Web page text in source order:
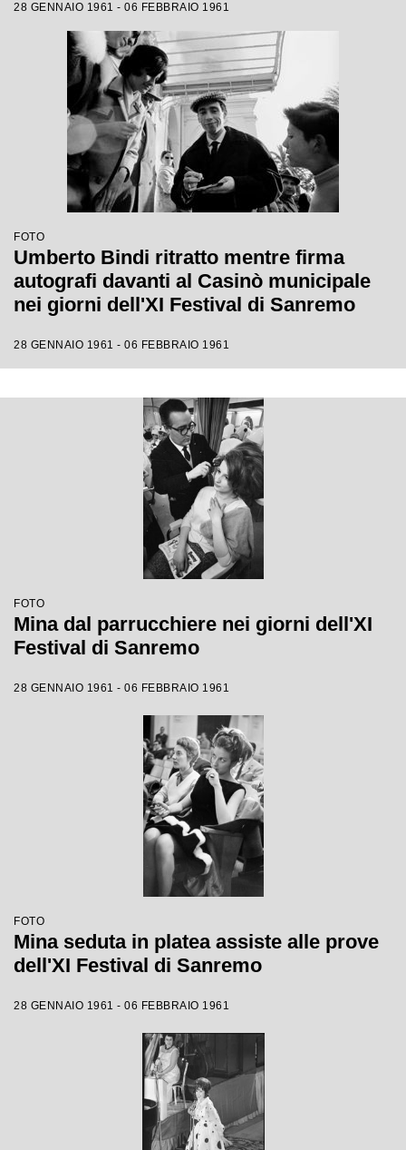
28 GENNAIO 1961 - 06 FEBBRAIO 1961
FOTO
Umberto Bindi ritratto mentre firma
autografi davanti al Casinò municipale
nei giorni dell'XI Festival di Sanremo
28 GENNAIO 1961 - 06 FEBBRAIO 1961
FOTO
Mina dal parrucchiere nei giorni dell'XI
Festival di Sanremo
28 GENNAIO 1961 - 06 FEBBRAIO 1961
FOTO
Mina seduta in platea assiste alle prove
dell'XI Festival di Sanremo
28 GENNAIO 1961 - 06 FEBBRAIO 1961